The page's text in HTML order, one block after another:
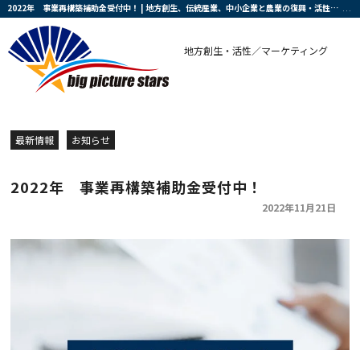
2022年 事業再構築補助金受付中！ | 地方創生、伝統産業、中小企業と農業の復興・活性化を支援する会社です
地方創生・活性／マーケティング
最新情報 お知らせ
2022年 事業再構築補助金受付中！
2022年11月21日